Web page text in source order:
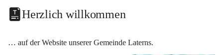
Herzlich willkommen
… auf der Website unserer Gemeinde Laterns.